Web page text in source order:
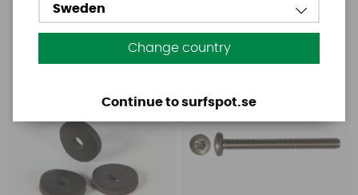
Starboard
Gummibricka för
Fenskruv M6 Torx
Sweden
Change country
Continue to surfspot.se